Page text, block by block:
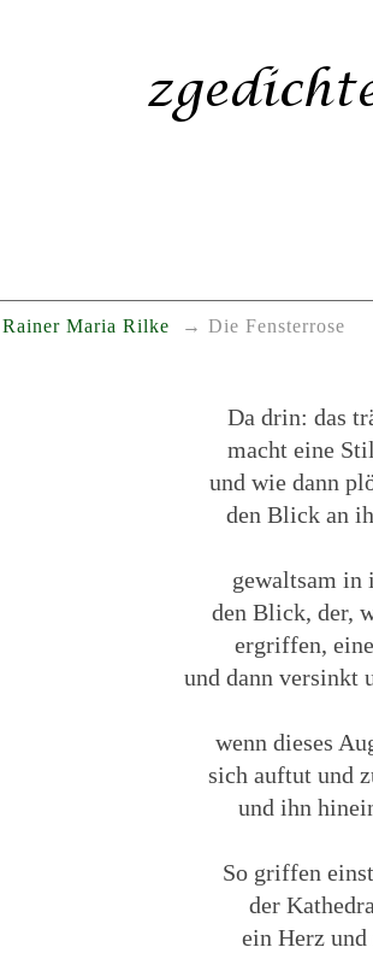
Rainer Maria Rilke Die Fensterrose
Da drin: das
macht eine
und wie dann
den Blick an
gewaltsam in
den Blick, der,
ergriffen,
und dann versinkt
wenn dieses
sich auftut und
und ihn
So griffen
der
ein Herz